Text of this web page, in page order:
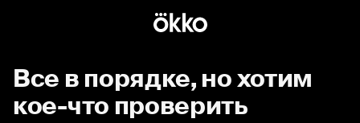
Все в порядке, но хотим
кое-что проверить